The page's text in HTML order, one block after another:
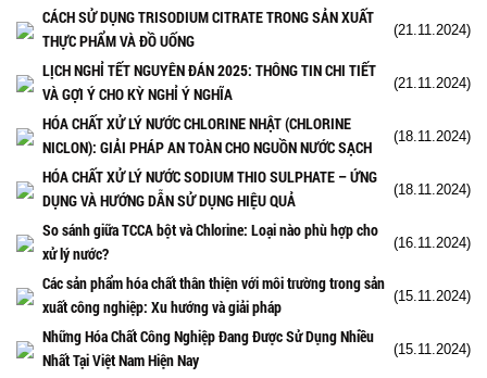
CÁCH SỬ DỤNG TRISODIUM CITRATE TRONG SẢN XUẤT
THỰC PHẨM VÀ ĐỒ UỐNG
(21.11.2024)
LỊCH NGHỈ TẾT NGUYÊN ĐÁN 2025: THÔNG TIN CHI TIẾT
VÀ GỢI Ý CHO KỲ NGHỈ Ý NGHĨA
(21.11.2024)
HÓA CHẤT XỬ LÝ NƯỚC CHLORINE NHẬT (CHLORINE
NICLON): GIẢI PHÁP AN TOÀN CHO NGUỒN NƯỚC SẠCH
(18.11.2024)
HÓA CHẤT XỬ LÝ NƯỚC SODIUM THIO SULPHATE – ỨNG
DỤNG VÀ HƯỚNG DẪN SỬ DỤNG HIỆU QUẢ
(18.11.2024)
So sánh giữa TCCA bột và Chlorine: Loại nào phù hợp cho
xử lý nước?
(16.11.2024)
Các sản phẩm hóa chất thân thiện với môi trường trong sản
xuất công nghiệp: Xu hướng và giải pháp
(15.11.2024)
Những Hóa Chất Công Nghiệp Đang Được Sử Dụng Nhiều
Nhất Tại Việt Nam Hiện Nay
(15.11.2024)